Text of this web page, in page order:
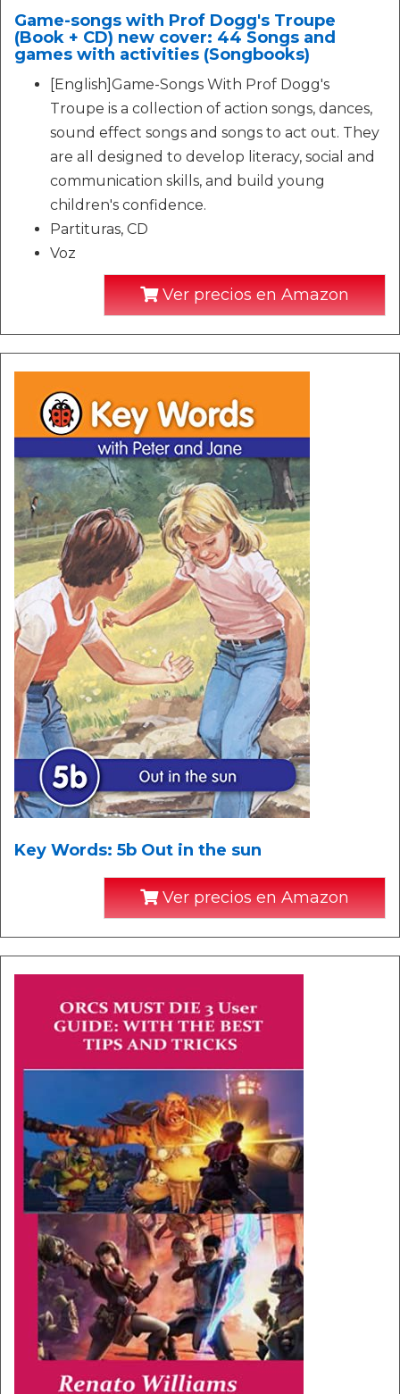
Game-songs with Prof Dogg's Troupe
(Book + CD) new cover: 44 Songs and
games with activities (Songbooks)
[English]Game-Songs With Prof Dogg's
Troupe is a collection of action songs, dances,
sound effect songs and songs to act out. They
are all designed to develop literacy, social and
communication skills, and build young
children's confidence.
Partituras, CD
Voz
Ver precios en Amazon
Key Words: 5b Out in the sun
Ver precios en Amazon